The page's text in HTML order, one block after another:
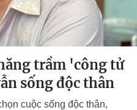
trầm 'công tử
sống độc thân
cuộc sống độc thân,